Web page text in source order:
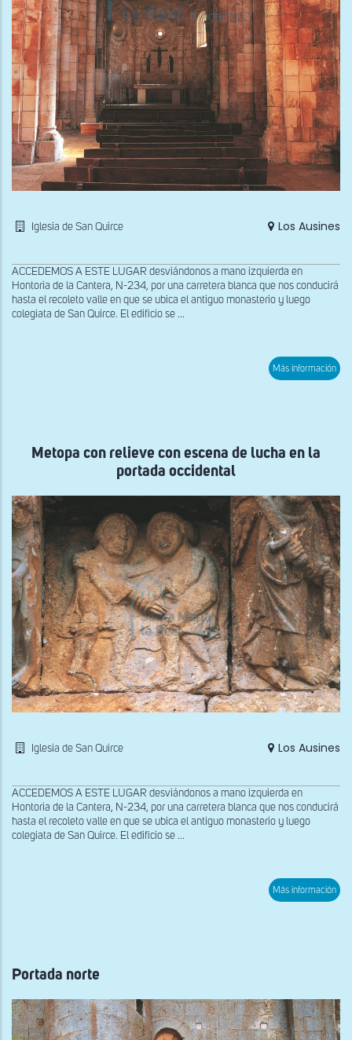
Iglesia de San Quirce Los Ausines
ACCEDEMOS A ESTE LUGAR desviándonos a mano izquierda en
Hontoria de la Cantera, N-234, por una carretera blanca que nos conducirá
hasta el recoleto valle en que se ubica el antiguo monasterio y luego
colegiata de San Quirce. El edificio se ...
Más información
Metopa con relieve con escena de lucha en la
portada occidental
Iglesia de San Quirce Los Ausines
ACCEDEMOS A ESTE LUGAR desviándonos a mano izquierda en
Hontoria de la Cantera, N-234, por una carretera blanca que nos conducirá
hasta el recoleto valle en que se ubica el antiguo monasterio y luego
colegiata de San Quirce. El edificio se ...
Más información
Portada norte